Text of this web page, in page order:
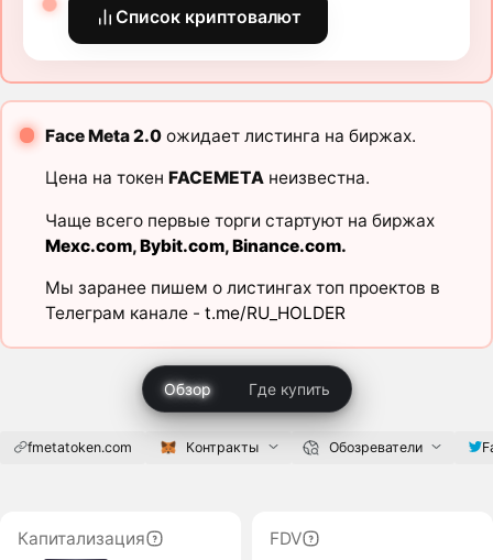
Список криптовалют
Face Meta 2.0ожидает листинга на биржах.
Цена на токен FACEMETAнеизвестна.
Чаще всего первые торги стартуют на биржах
Mexc.com,Bybit.com,Binance.com.
Мы заранее пишем о листингах топ проектов в
Телеграм канале - t.me/RU_HOLDER
Обзор Где купить
fmetatoken.com Контракты Обозреватели
Капитализация
FDV